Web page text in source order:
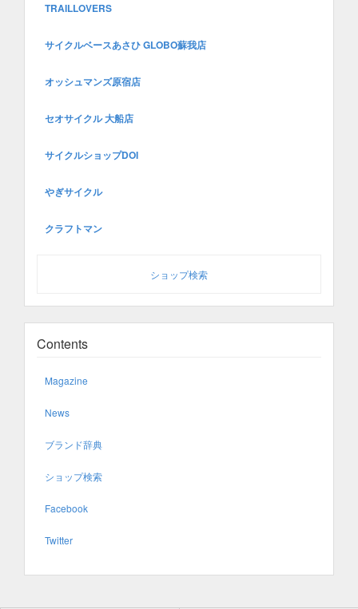
TRAILLOVERS
サイクルベースあさひ GLOBO蘇我店
オッシュマンズ原宿店
セオサイクル 大船店
サイクルショップDOI
やぎサイクル
クラフトマン
ショップ検索
Contents
Magazine
News
ブランド辞典
ショップ検索
Facebook
Twitter